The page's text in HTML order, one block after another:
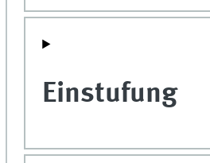
Einstufung